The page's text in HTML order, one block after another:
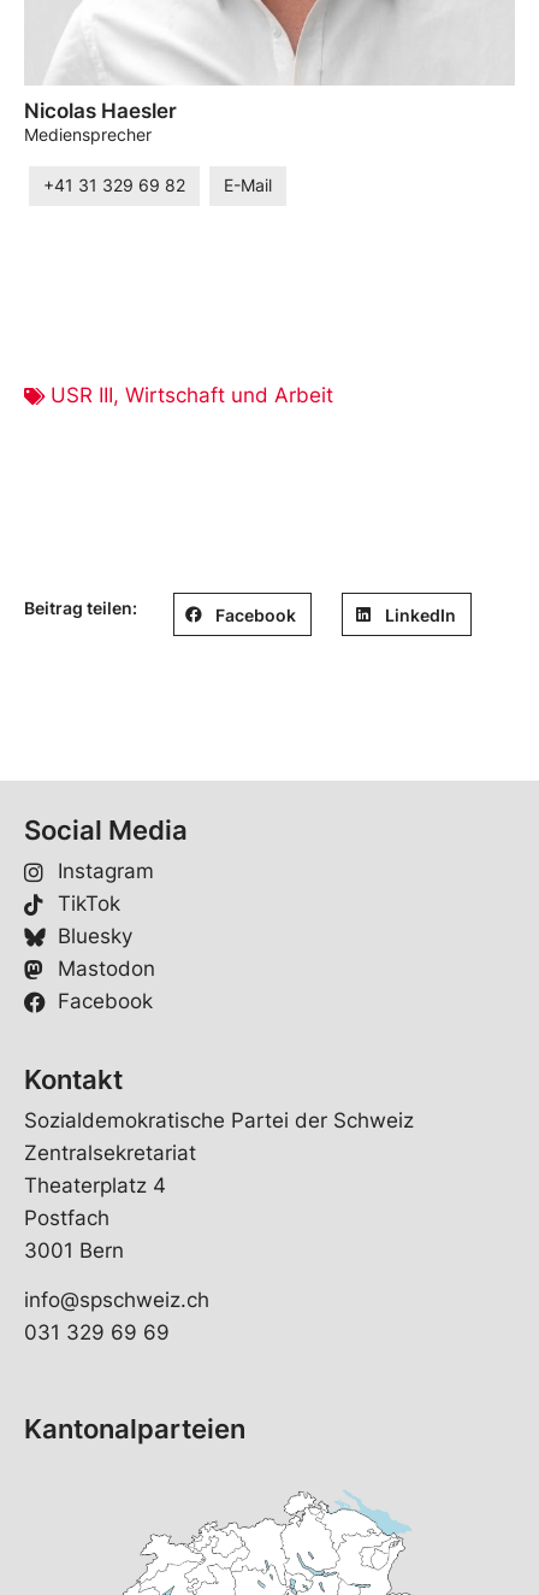
Nicolas Haesler
Mediensprecher
+41 31 329 69 82 E-Mail
USR III, Wirtschaft und Arbeit
Beitrag teilen: Facebook LinkedIn
Social Media
Instagram
TikTok
Bluesky
Mastodon
Facebook
Kontakt
Sozialdemokratische Partei der Schweiz
Zentralsekretariat
Theaterplatz 4
Postfach
3001 Bern
info@spschweiz.ch
031 329 69 69
Kantonalparteien